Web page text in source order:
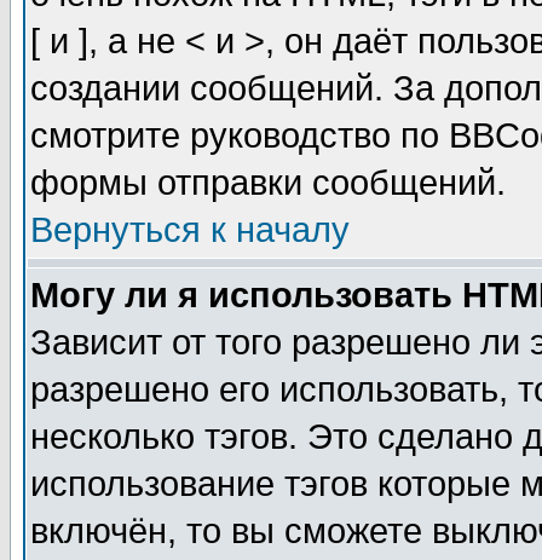
[ и ], а не < и >, он даёт
создании сообщений. За
смотрите руководство по
формы отправки сообщений.
Вернуться к началу
Могу ли я использовать
Зависит от того разрешено
разрешено его использовать,
несколько тэгов. Это сделано
использование тэгов
включён, то вы сможете